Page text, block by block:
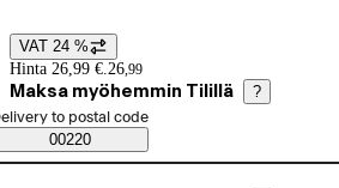
Price details
VAT 24 %
Hinta 26,99 €. 26,99
Maksa myöhemmin Tilillä ?
Saatavuustiedot
order method
to postal code
00220